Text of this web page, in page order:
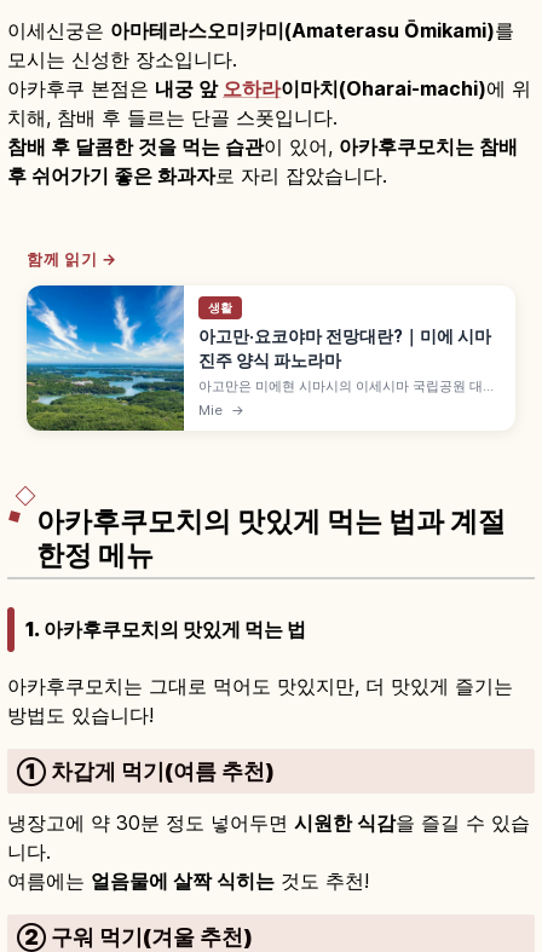
이세신궁은 아마테라스오미카미(Amaterasu Ōmikami)를
모시는 신성한 장소입니다.
아카후쿠 본점은 내궁 앞 오하라이마치(Oharai-machi)에 위
치해, 참배 후 들르는 단골 스폿입니다.
참배 후 달콤한 것을 먹는 습관이 있어, 아카후쿠모치는 참배
후 쉬어가기 좋은 화과자로 자리 잡았습니다.
함께 읽기 →
생활
아고만·요코야마 전망대란?｜미에 시마
진주 양식 파노라마
아고만은 미에현 시마시의 이세시마 국립공원 대표
경관으로, 리아스 해안 굴곡진 해안선과 만 안 진주
Mie →
아카후쿠모치의 맛있게 먹는 법과 계절
한정 메뉴
1. 아카후쿠모치의 맛있게 먹는 법
아카후쿠모치는 그대로 먹어도 맛있지만, 더 맛있게 즐기는
방법도 있습니다!
① 차갑게 먹기(여름 추천)
냉장고에 약 30분 정도 넣어두면 시원한 식감을 즐길 수 있습
니다.
여름에는 얼음물에 살짝 식히는 것도 추천!
② 구워 먹기(겨울 추천)